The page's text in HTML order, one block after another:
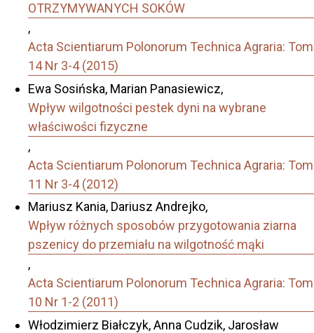
OTRZYMYWANYCH SOKÓW
,
Acta Scientiarum Polonorum Technica Agraria: Tom
14 Nr 3-4 (2015)
Ewa Sosińska, Marian Panasiewicz,
Wpływ wilgotności pestek dyni na wybrane
właściwości fizyczne
,
Acta Scientiarum Polonorum Technica Agraria: Tom
11 Nr 3-4 (2012)
Mariusz Kania, Dariusz Andrejko,
Wpływ różnych sposobów przygotowania ziarna
pszenicy do przemiału na wilgotność mąki
,
Acta Scientiarum Polonorum Technica Agraria: Tom
10 Nr 1-2 (2011)
Włodzimierz Białczyk, Anna Cudzik, Jarosław